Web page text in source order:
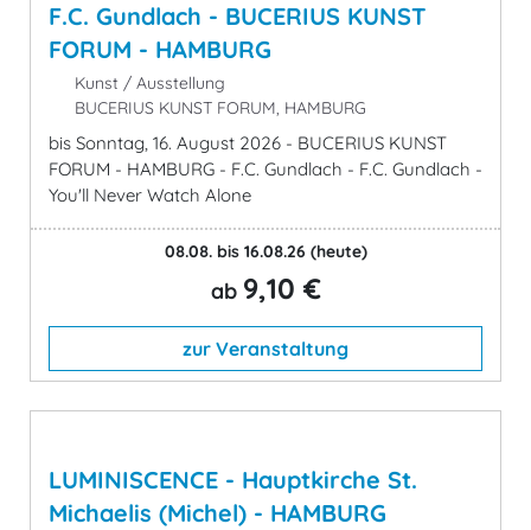
F.C. Gundlach - BUCERIUS KUNST
FORUM - HAMBURG
Kunst / Ausstellung
BUCERIUS KUNST FORUM, HAMBURG
bis Sonntag, 16. August 2026 - BUCERIUS KUNST
FORUM - HAMBURG - F.C. Gundlach - F.C. Gundlach -
You'll Never Watch Alone
08.08. bis 16.08.26 (heute)
ab 9,10 €
zur Veranstaltung
LUMINISCENCE - Hauptkirche St.
Michaelis (Michel) - HAMBURG